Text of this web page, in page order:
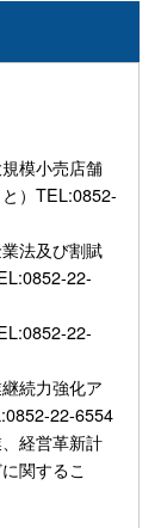
模小売店舗
）TEL:0852-
法及び割賦
22-
22-
続力強化ア
22-6554
経営革新計
関するこ